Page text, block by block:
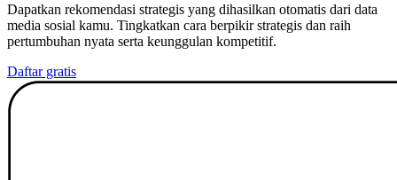
Dapatkan rekomendasi strategis yang dihasilkan otomatis dari data
media sosial kamu. Tingkatkan cara berpikir strategis dan raih
pertumbuhan nyata serta keunggulan kompetitif.
Daftar gratis